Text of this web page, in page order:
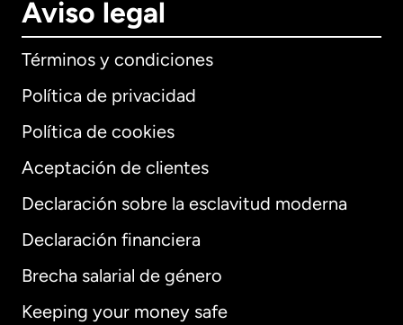
Aviso legal
Términos y condiciones
Política de privacidad
Política de cookies
Aceptación de clientes
Declaración sobre la esclavitud moderna
Declaración financiera
Brecha salarial de género
Keeping your money safe
Internacional English
Alemania